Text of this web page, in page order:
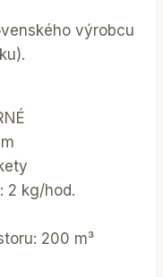
výrobcu
2 kg/hod.
200 m³